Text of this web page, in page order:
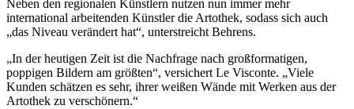
Neben den regionalen Künstlern nutzen nun immer mehr
international arbeitenden Künstler die Artothek, sodass sich auch
„das Niveau verändert hat“, unterstreicht Behrens.
„In der heutigen Zeit ist die Nachfrage nach großformatigen,
poppigen Bildern am größten“, versichert Le Visconte. „Viele
Kunden schätzen es sehr, ihrer weißen Wände mit Werken aus der
Artothek zu verschönern.“